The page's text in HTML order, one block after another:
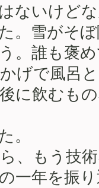
ないけど
。雪がそ
。誰も褒
げで風呂
に飲むも
。
、もう技
一年を振